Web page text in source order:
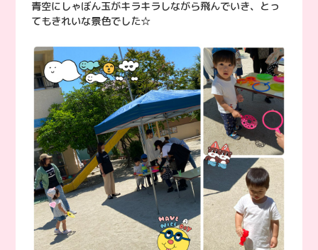
青空にしゃぼん玉がキラキラしながら飛んでいき、とっ
てもきれいな景色でした☆